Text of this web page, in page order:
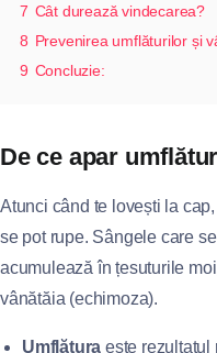
7 Cât durează vindecarea?
8 Prevenirea umflăturilor și
9 Concluzie:
De ce apar
Atunci când te lovești la
se pot rupe. Sângele care
acumulează în țesuturile
vânătăia (echimoza).
Umflătura este rezultatul